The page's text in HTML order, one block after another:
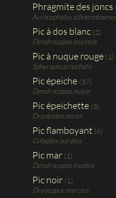
Phragmite des joncs
Acrocephalus
Pic à dos blanc (2)
Dendrocopos leucotos
Pic à nuque rouge (1)
Sphyrapicus nuchalis
Pic épeiche (37)
Dendrocopos major
Pic épeichette (3)
Dryobates minor
Pic flamboyant (6)
Colaptes auratus
Pic mar (1)
Dendrocopos medius
Pic noir (1)
Dryocopus marcius